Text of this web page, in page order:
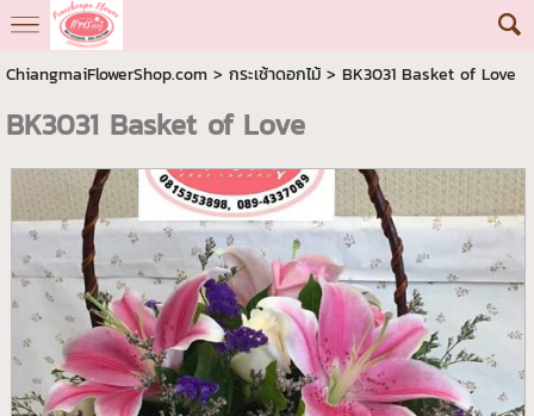
ChiangmaiFlowerShop.com> กระเช้าดอกไม้> BK3031 Basket of Love
BK3031 Basket of Love